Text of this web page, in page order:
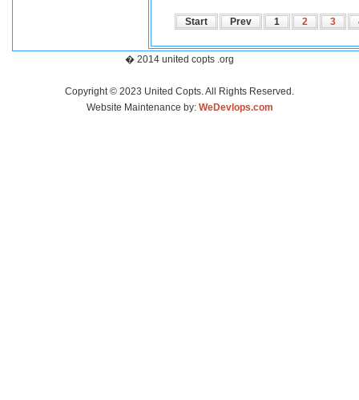
Start Prev 1 2 3
� 2014 united copts .org
Copyright © 2023 United Copts. All Rights Reserved.
Website Maintenance by: WeDevlops.com